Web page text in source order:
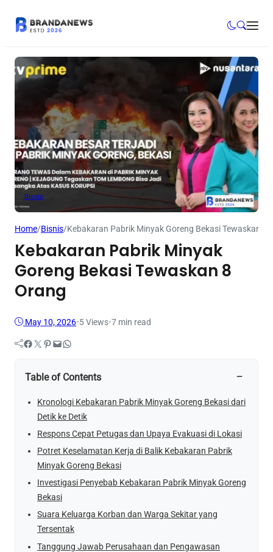
Bisnis
Home/Bisnis/Kebakaran Pabrik Minyak Goreng Bekasi Tewaskan 8
Kebakaran Pabrik Minyak
Goreng Bekasi Tewaskan 8
Orang
May 10, 2026•5Views•7 min read
Facebook Twitter Pinterest Mail WhatsApp
Table of Contents −
Kronologi Kebakaran Pabrik Minyak Goreng Bekasi dari
Detik ke Detik
Respons Cepat Petugas dan Upaya Evakuasi di Lokasi
Potret Keselamatan Kerja di Balik Kebakaran Pabrik
Minyak Goreng Bekasi
Investigasi Penyebab Kebakaran Pabrik Minyak Goreng
Bekasi
Suara Keluarga Korban dan Warga Sekitar yang
Tersentak
Tanggung Jawab Perusahaan dan Pengawasan